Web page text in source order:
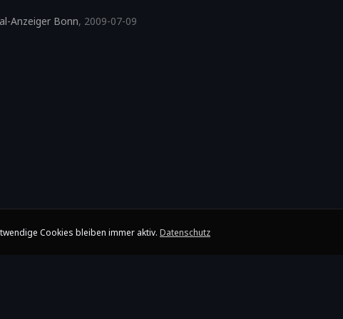
Anzeiger Bonn, 2009-07-09
Cookies bleiben immer aktiv. Datenschutz